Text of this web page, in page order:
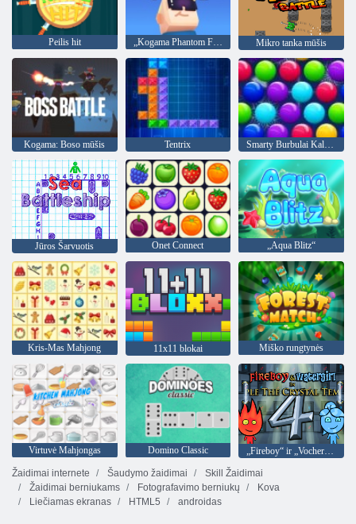
Peilis hit „Kogama Phantom Force“ Mikro tanka mūšis
Kogama: Boso mūšis Tentrix
Jūros Šarvuotis Onet Connect „Aqua Blitz“
Kris-Mas Mahjong 11x11 blokai Miško rungtynės
Virtuvė Mahjongas Domino Classic
„Fireboy“ ir „Vochergirl 4“: „Crystal Temple“
Žaidimai internete
Šaudymo žaidimai
Skill Žaidimai
Žaidimai berniukams
Fotografavimo berniukų
Kova
Liečiamas ekranas
HTML5 androidas